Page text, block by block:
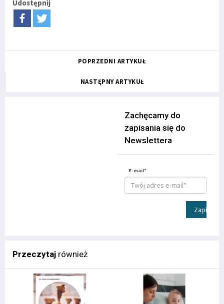
Udostępnij
POPRZEDNI ARTYKUŁ
NASTĘPNY ARTYKUŁ
Zachęcamy do
zapisania się do
Newslettera
E-mail*
Zapisz
Przeczytaj również